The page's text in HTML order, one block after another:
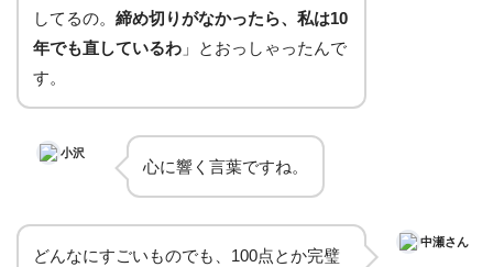
してるの。 締め切りがなかったら、私は10
年でも直しているわ 」とおっしゃったんで
す。
小沢
心に響く言葉ですね。
どんなにすごいものでも、100点とか完璧
中瀬さん